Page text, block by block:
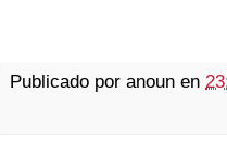
Publicado por anoun en